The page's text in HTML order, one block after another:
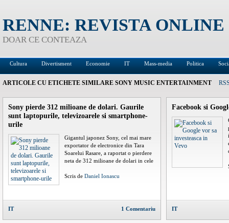
RENNE: REVISTA ONLINE
DOAR CE CONTEAZA
Cultura Divertisment Economie IT Mass-media Politica
ARTICOLE CU ETICHETE SIMILARE SONY MUSIC ENTERTAINMENT
Sony pierde 312 milioane de dolari. Gaurile
sunt laptopurile, televizoarele si smartphone-
urile
Gigantul japonez Sony, cel mai mare
exportator de electronice din Tara
Soarelui Rasare, a raportat o pierdere
neta de 312 milioane de dolari in cele
Scris de Daniel Ionascu
IT 1 Comentariu
Facebook si
IT